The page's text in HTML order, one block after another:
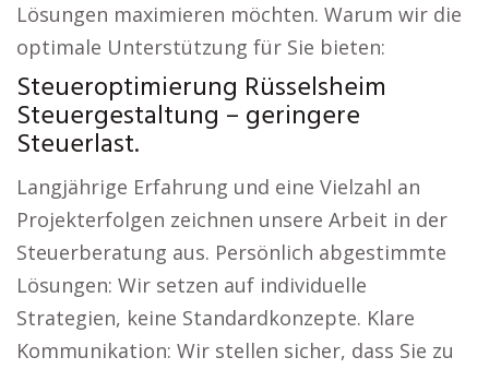
Lösungen maximieren möchten. Warum wir die
optimale Unterstützung für Sie bieten:
Steueroptimierung Rüsselsheim
Steuergestaltung – geringere
Steuerlast.
Langjährige Erfahrung und eine Vielzahl an
Projekterfolgen zeichnen unsere Arbeit in der
Steuerberatung aus. Persönlich abgestimmte
Lösungen: Wir setzen auf individuelle
Strategien, keine Standardkonzepte. Klare
Kommunikation: Wir stellen sicher, dass Sie zu